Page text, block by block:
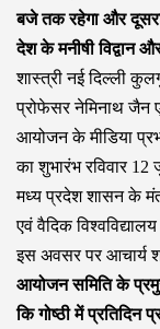
बजे तक रहेगा और
देश के मनीषी विद्वान
शास्त्री नई दिल्ली
प्रोफेसर नेमिनाथ जैन
आयोजन के मीडिया
का शुभारंभ रविवार
मध्य प्रदेश शासन के
एवं वैदिक
इस अवसर पर आचार्य
आयोजन समिति के
कि गोष्ठी में